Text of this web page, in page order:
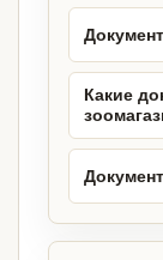
Какие